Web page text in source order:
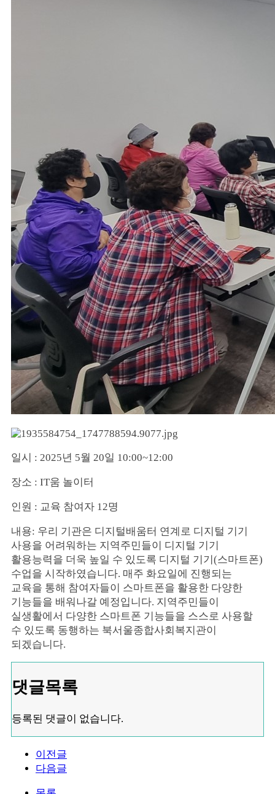
일시 : 2025년 5월 20일 10:00~12:00
장소 : IT움 놀이터
인원 : 교육 참여자 12명
내용: 우리 기관은 디지털배움터 연계로 디지털 기기
사용을 어려워하는 지역주민들이 디지털 기기
활용능력을 더욱 높일 수 있도록 디지털 기기(스마트폰)
수업을 시작하였습니다. 매주 화요일에 진행되는
교육을 통해 참여자들이 스마트폰을 활용한 다양한
기능들을 배워나갈 예정입니다. 지역주민들이
실생활에서 다양한 스마트폰 기능들을 스스로 사용할
수 있도록 동행하는 북서울종합사회복지관이
되겠습니다.
댓글목록
등록된 댓글이 없습니다.
이전글
다음글